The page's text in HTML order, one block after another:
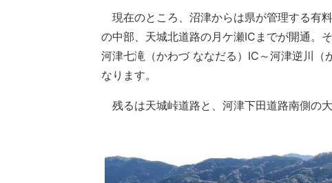
現在のところ、沼津からは県が管理する有
の中部、天城北道路の月ケ瀬ICまでが開通。
河津七滝（かわづ ななだる）IC～河津逆川
なります。
残るは天城峠道路と、河津下田道路南側の大